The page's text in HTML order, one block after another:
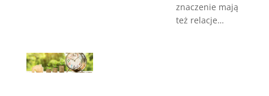
znaczenie mają
też relacje…